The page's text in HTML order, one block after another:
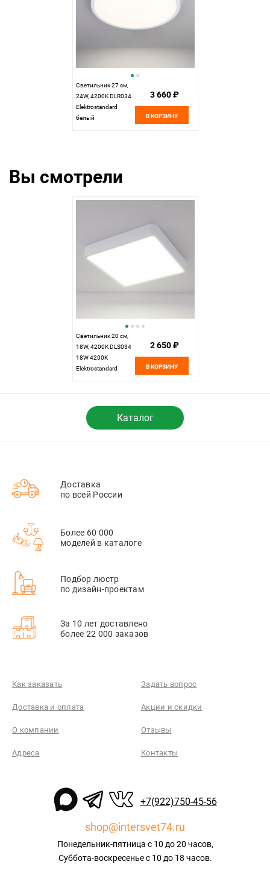
Светильник 27 см,
24W, 4200K DLR034
Elektrostandard
белый
3 660 ₽
В КОРЗИНУ
Вы смотрели
Светильник 20 см,
18W, 4200К DLS034
18W 4200K
Elektrostandard
2 650 ₽
В КОРЗИНУ
Каталог
Доставка
по всей России
Более 60 000
моделей в каталоге
Подбор люстр
по дизайн-проектам
За 10 лет доставлено
более 22 000 заказов
Как заказать Задать вопрос
Доставка и оплата Акции и скидки
О компании Отзывы
Адреса Контакты
+7(922)750-45-56
shop@intersvet74.ru
Понедельник-пятница с 10 до 20 часов,
Суббота-воскресенье с 10 до 18 часов.